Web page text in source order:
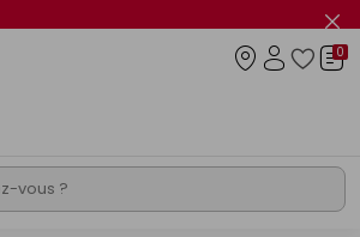
le
info
0